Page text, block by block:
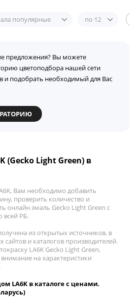
популярные по 12
предложения? Вы можете
цветоподбора нашей сети
и подобрать необходимый для Вас
(Gecko Light Green) в
Вам необходимо добавить
проверить количество и
онлайн эмаль Gecko Light Green с
всей РБ.
из открытых источников, в
и каталогов производителей.
LA6K Gecko Light Green,
на характеристики
LA6K в каталоге с ценами.